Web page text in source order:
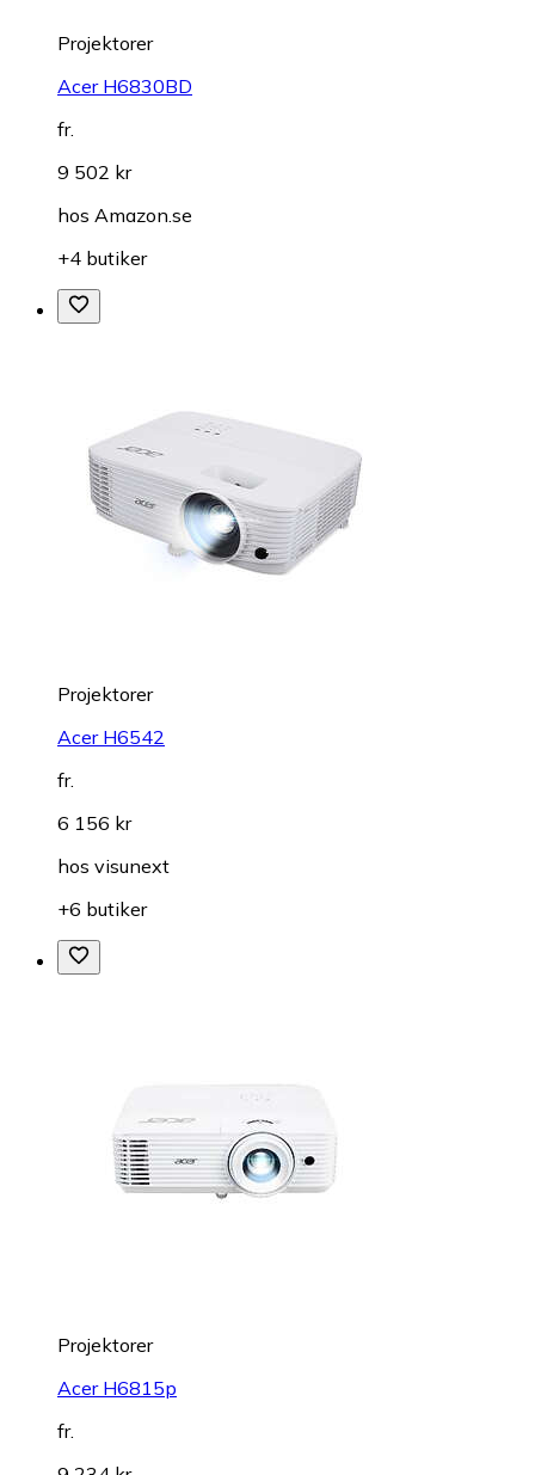
Projektorer
Acer H6830BD
fr.
9 502 kr
hos Amazon.se
+4 butiker
Projektorer
Acer H6542
fr.
6 156 kr
hos visunext
+6 butiker
Projektorer
Acer H6815p
fr.